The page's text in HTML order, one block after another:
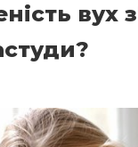
вух